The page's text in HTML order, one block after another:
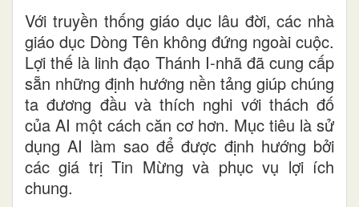
Với truyền thống giáo dục lâu đời, các nhà
giáo dục Dòng Tên không đứng ngoài cuộc.
Lợi thế là linh đạo Thánh I-nhã đã cung cấp
sẵn những định hướng nền tảng giúp chúng
ta đương đầu và thích nghi với thách đố
của AI một cách căn cơ hơn. Mục tiêu là sử
dụng AI làm sao để được định hướng bởi
các giá trị Tin Mừng và phục vụ lợi ích
chung.